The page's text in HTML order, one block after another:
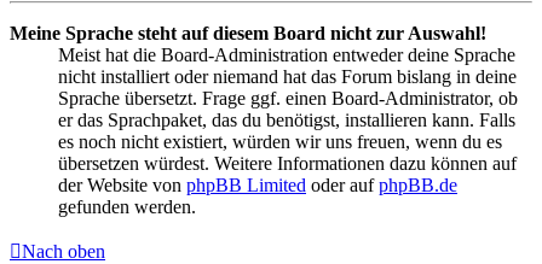
Meine Sprache steht auf diesem Board nicht zur Auswahl!
Meist hat die Board-Administration entweder deine Sprache
nicht installiert oder niemand hat das Forum bislang in deine
Sprache übersetzt. Frage ggf. einen Board-Administrator, ob
er das Sprachpaket, das du benötigst, installieren kann. Falls
es noch nicht existiert, würden wir uns freuen, wenn du es
übersetzen würdest. Weitere Informationen dazu können auf
der Website von phpBB Limited oder aufphpBB.de
gefunden werden.
Nach oben